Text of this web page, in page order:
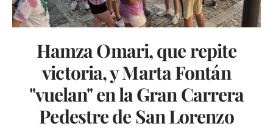
Hamza Omari, que repite
victoria, y Marta Fontán
"vuelan" en la Gran Carrera
Pedestre de San Lorenzo